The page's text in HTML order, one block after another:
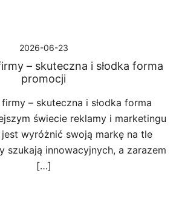
2026-06-23
– skuteczna i słodka forma
promocji
– skuteczna i słodka forma
świecie reklamy i marketingu
wyróżnić swoją markę na tle
szukają innowacyjnych, a zarazem
[…]